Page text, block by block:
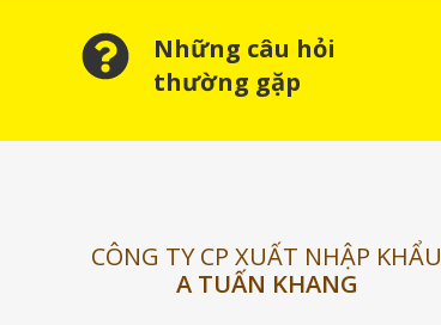
Những câu hỏi
thường gặp
CÔNG TY CP XUẤT NHẬP KHẨU
A TUẤN KHANG